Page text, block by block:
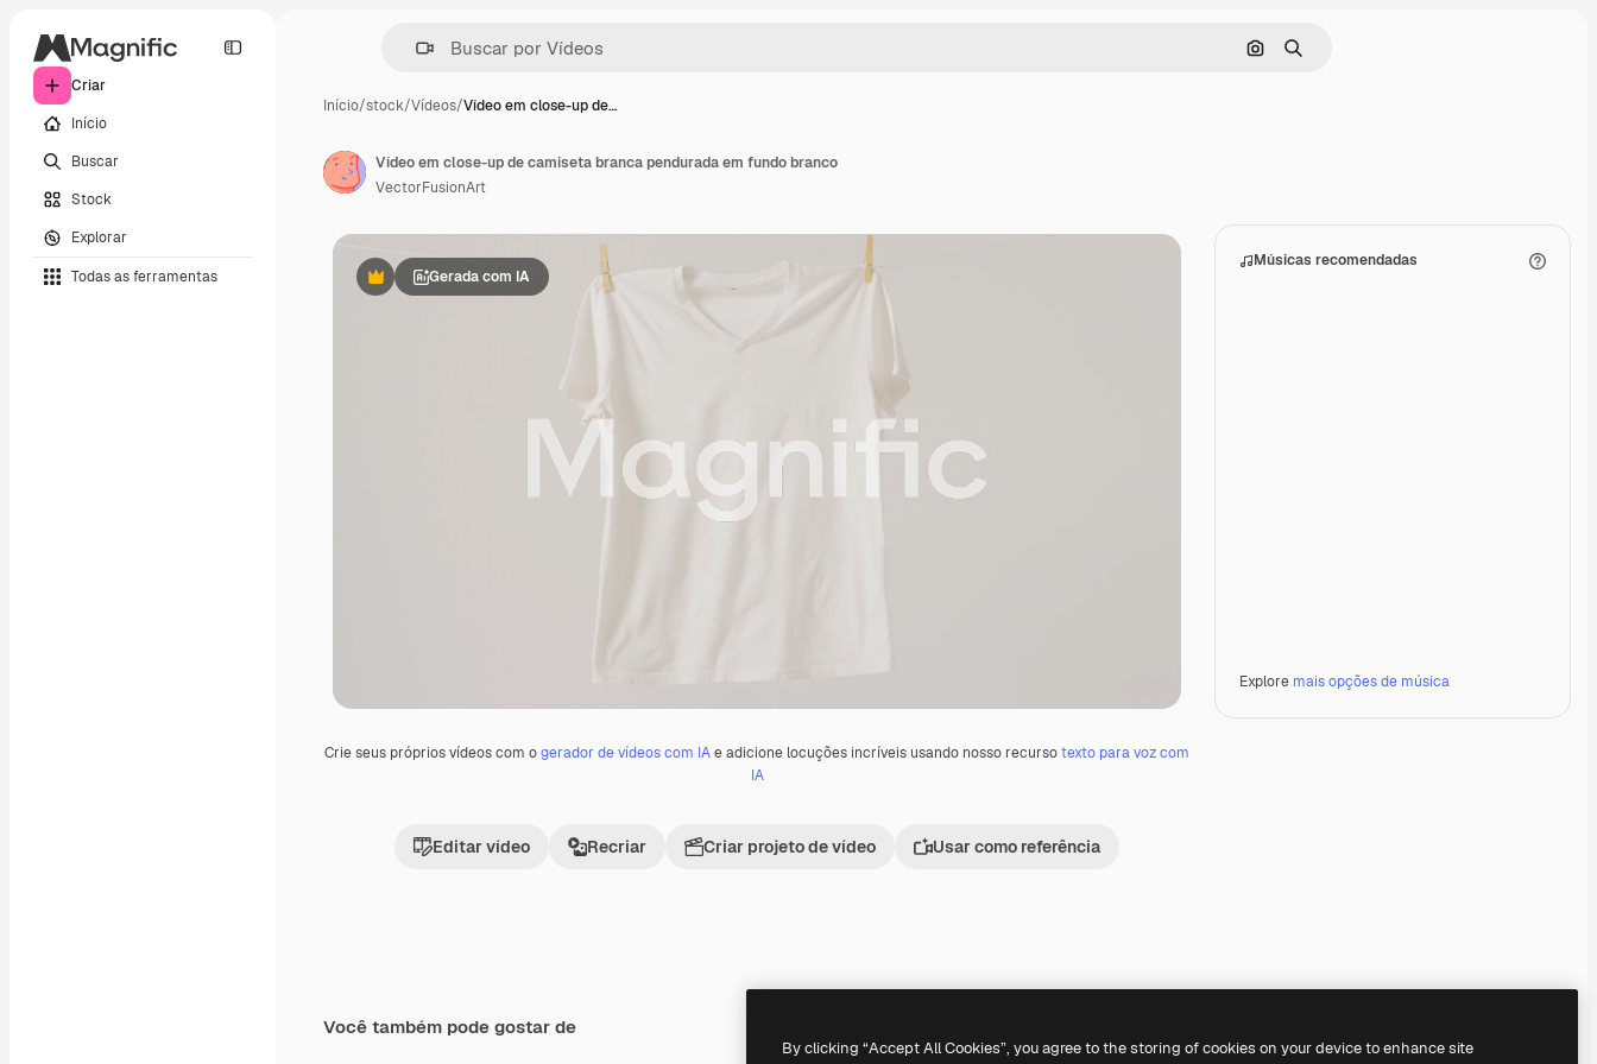
Criar
Início
Buscar
Stock
Explorar
Todas as ferramentas
Pesquisar por imagem
Buscar
Início/stock/Vídeos/Vídeo em close-up de…
PremiumGerada com IA
Crie seus próprios vídeos com ogerador de vídeos com IAe adicione locuções incríveis usando nosso recursotexto para voz com
IA
Editar vídeo Recriar Criar projeto de vídeo Usar como referência
Músicas recomendadas
Explore mais opções de música
Vídeo em close-up de camiseta branca pendurada em fundo branco
VectorFusionArt
Você também pode gostar de
Gerado por IA Premium
Premium
Gerado por IA Premium
PremiumGerado por IA
By clicking “Accept All Cookies”, you agree to the storing of cookies on your device to enhance site